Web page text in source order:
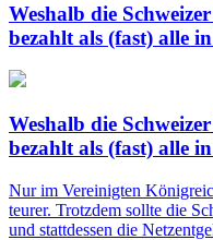
Weshalb die
bezahlt als (fast) alle
Weshalb die
bezahlt als (fast) alle
Nur im Vereinigten
teurer. Trotzdem sollte die
und stattdessen die